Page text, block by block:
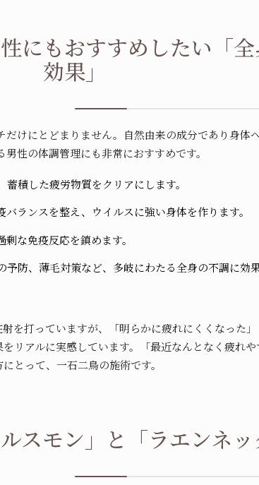
にもおすすめしたい「
効果」
だけにとどまりません。自然由来の成分であり身体
性の体調管理にも非常におすすめです。
蓄積した疲労物質をクリアにします。
バランスを整え、ウイルスに強い身体を作ります。
剰な免疫反応を鎮めます。
予防、薄毛対策など、多岐にわたる全身の不調に効
を打っていますが、「明らかに疲れにくくなった
リアルに実感しています。「最近なんとなく疲れ
とって、一石二鳥の施術です。
スモン」と「ラエンネ